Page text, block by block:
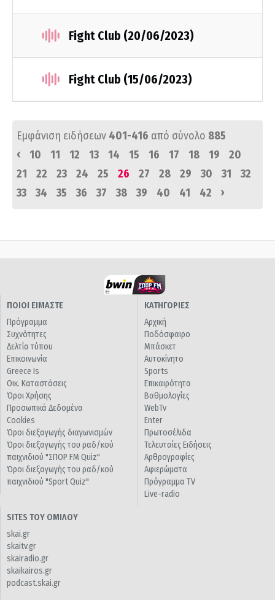
Fight Club (20/06/2023)
Fight Club (15/06/2023)
Εμφάνιση ειδήσεων 401-416 από σύνολο 885
‹
10 11 12 13 14 15 16 17 18 19
20
21
22 23 24 25 26 27 28 29 30 31
32
33
34 35 36 37 38 39 40 41 42 ›
ΠΟΙΟΙ ΕΙΜΑΣΤΕ
Πρόγραμμα
Συχνότητες
Δελτία τύπου
Επικοινωνία
Greece Is
Οικ. Καταστάσεις
Όροι Χρήσης
Προσωπικά Δεδομένα
Cookies
Όροι διεξαγωγής διαγωνισμών
Όροι διεξαγωγής του ραδ/κού
παιχνιδιού "ΣΠΟΡ FM Quiz"
Όροι διεξαγωγής του ραδ/κού
παιχνιδιού "Sport Quiz"
ΚΑΤΗΓΟΡΙΕΣ
Αρχική
Ποδόσφαιρο
Μπάσκετ
Αυτοκίνητο
Sports
Επικαιρότητα
Βαθμολογίες
WebTv
Enter
Πρωτοσέλιδα
Τελευταίες Ειδήσεις
Αρθρογραφίες
Αφιερώματα
Πρόγραμμα TV
Live-radio
SITES ΤΟΥ ΟΜΙΛΟΥ
skai.gr
skaitv.gr
skairadio.gr
skaikairos.gr
podcast.skai.gr